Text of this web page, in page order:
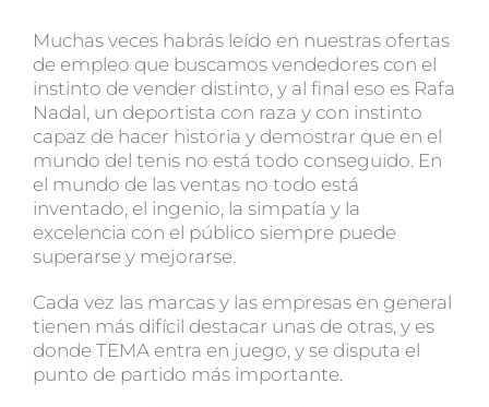
Muchas veces habrás leído en nuestras ofertas
de empleo que buscamos vendedores con el
instinto de vender distinto, y al final eso es Rafa
Nadal, un deportista con raza y con instinto
capaz de hacer historia y demostrar que en el
mundo del tenis no está todo conseguido. En
el mundo de las ventas no todo está
inventado, el ingenio, la simpatía y la
excelencia con el público siempre puede
superarse y mejorarse.
Cada vez las marcas y las empresas en general
tienen más difícil destacar unas de otras, y es
donde TEMA entra en juego, y se disputa el
punto de partido más importante.